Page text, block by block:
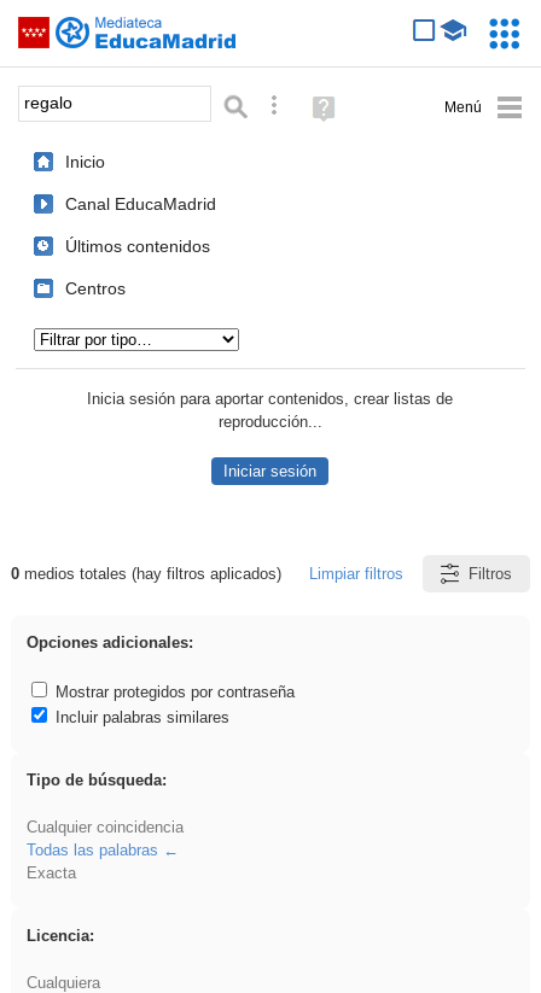
Saltar navegación
Palabra o frase: Búsqueda avanzada
Ayuda
(en
Inicio
Canal EducaMadrid
Últimos contenidos
Centros
Inicia sesión para aportar contenidos, crear listas de
reproducción...
Iniciar sesión
Resultados de: regalo
0medios totales (hay filtros aplicados) Limpiar filtros Filtros
Opciones adicionales:
Mostrar protegidos por contraseña
Incluir palabras similares
Tipo de búsqueda:
Cualquier coincidencia
Todas las palabras
Exacta
Licencia:
Cualquiera